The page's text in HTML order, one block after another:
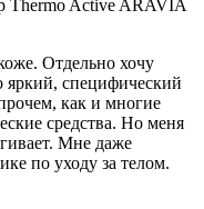
Отдельно хочу
яркий, специфический
как и многие
средства. Но меня
Мне даже
по уходу за телом.